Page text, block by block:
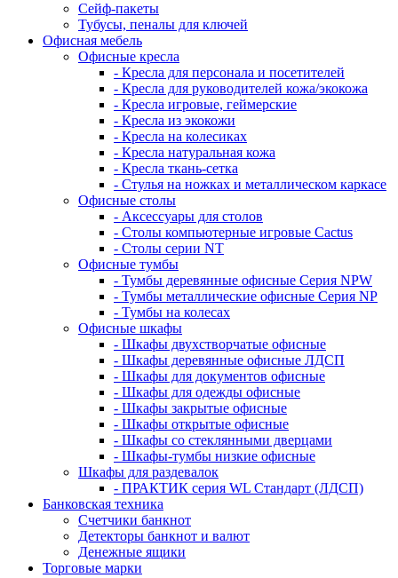
Сейф-пакеты
Тубусы, пеналы для ключей
Офисная мебель
Офисные кресла
- Кресла для персонала и посетителей
- Кресла для руководителей кожа/экокожа
- Кресла игровые, геймерские
- Кресла из экокожи
- Кресла на колесиках
- Кресла натуральная кожа
- Кресла ткань-сетка
- Стулья на ножках и металлическом каркасе
Офисные столы
- Аксессуары для столов
- Столы компьютерные игровые Cactus
- Столы серии NT
Офисные тумбы
- Тумбы деревянные офисные Серия NPW
- Тумбы металлические офисные Серия NP
- Тумбы на колесах
Офисные шкафы
- Шкафы двухстворчатые офисные
- Шкафы деревянные офисные ЛДСП
- Шкафы для документов офисные
- Шкафы для одежды офисные
- Шкафы закрытые офисные
- Шкафы открытые офисные
- Шкафы со стеклянными дверцами
- Шкафы-тумбы низкие офисные
Шкафы для раздевалок
- ПРАКТИК серия WL Стандарт (ЛДСП)
Банковская техника
Счетчики банкнот
Детекторы банкнот и валют
Денежные ящики
Торговые марки